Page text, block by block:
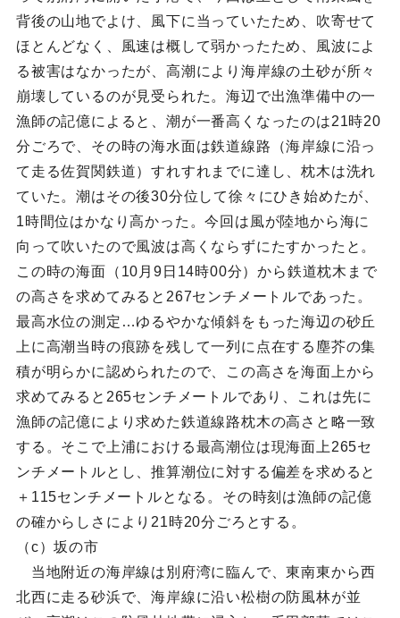
背後の山地でよけ、風下に当っていたため、吹寄せて
ほとんどなく、風速は概して弱かったため、風波によ
る被害はなかったが、高潮により海岸線の土砂が所々
崩壊しているのが見受られた。海辺で出漁準備中の一
漁師の記億によると、潮が一番高くなったのは21時20
分ごろで、その時の海水面は鉄道線路（海岸線に沿っ
て走る佐賀関鉄道）すれすれまでに達し、枕木は洗れ
ていた。潮はその後30分位して徐々にひき始めたが、
1時間位はかなり高かった。今回は風が陸地から海に
向って吹いたので風波は高くならずにたすかったと。
この時の海面（10月9日14時00分）から鉄道枕木まで
の高さを求めてみると267センチメートルであった。
最高水位の測定…ゆるやかな傾斜をもった海辺の砂丘
上に高潮当時の痕跡を残して一列に点在する塵芥の集
積が明らかに認められたので、この高さを海面上から
求めてみると265センチメートルであり、これは先に
漁師の記億により求めた鉄道線路枕木の高さと略一致
する。そこで上浦における最高潮位は現海面上265セ
ンチメートルとし、推算潮位に対する偏差を求めると
＋115センチメートルとなる。その時刻は漁師の記億
の確からしさにより21時20分ごろとする。
（c）坂の市
当地附近の海岸線は別府湾に臨んで、東南東から西
北西に走る砂浜で、海岸線に沿い松樹の防風林が並